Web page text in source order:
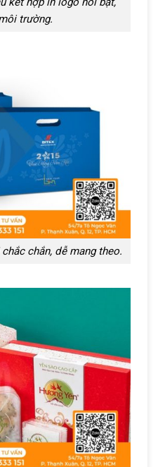
trường.
chắn, dễ mang theo.